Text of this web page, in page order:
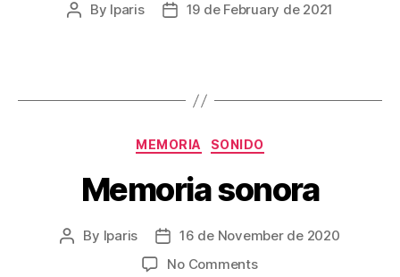
Post
By lparis
Post19 de February de 2021
Categories
MEMORIA SONIDO
Memoria sonora
Post
By lparis
Post
date
16 de November de 2020
No Commentson